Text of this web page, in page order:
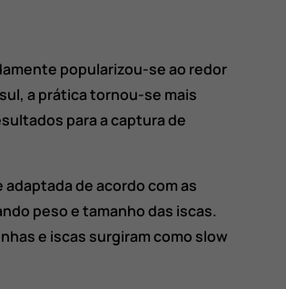
popularizou-se ao redor
a prática tornou-se mais
para a captura de
de acordo com as
peso e tamanho das iscas.
e iscas surgiram como slow